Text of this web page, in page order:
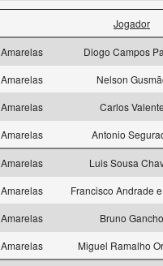
Jogador
Amarelas
Diogo Campos
Amarelas
Nelson
Amarelas
Carlos
Amarelas Antonio
Amarelas
Luis Sousa
Amarelas
Francisco Andrade
Amarelas
Bruno Gancho
Amarelas Miguel Ramalho